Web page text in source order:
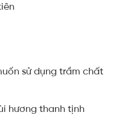
sử dụng trầm chất
hương thanh tịnh